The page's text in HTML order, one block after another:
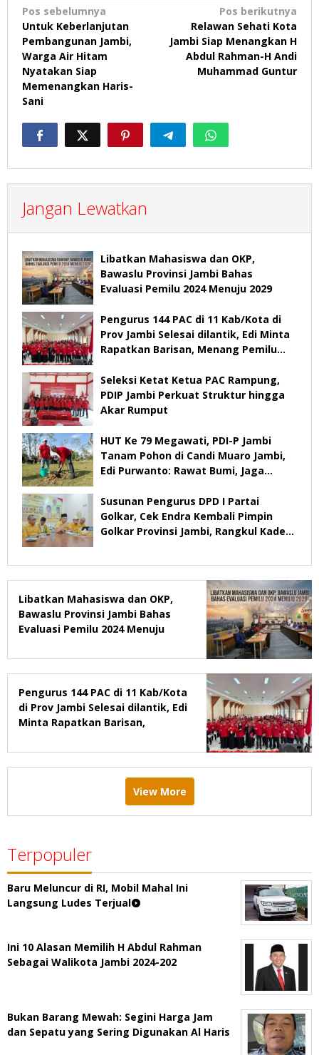
Navigasi
pos
Pos sebelumnya
Untuk Keberlanjutan
Pembangunan Jambi,
Warga Air Hitam
Nyatakan Siap
Memenangkan Haris-
Sani
Pos berikutnya
Relawan Sehati Kota
Jambi Siap Menangkan H
Abdul Rahman-H Andi
Muhammad Guntur
Jangan Lewatkan
Libatkan Mahasiswa dan OKP,
Bawaslu Provinsi Jambi Bahas
Evaluasi Pemilu 2024 Menuju 2029
Pengurus 144 PAC di 11 Kab/Kota di
Prov Jambi Selesai dilantik, Edi Minta
Rapatkan Barisan, Menang Pemilu
Seleksi Ketat Ketua PAC Rampung,
PDIP Jambi Perkuat Struktur hingga
Akar Rumput
HUT Ke 79 Megawati, PDI-P Jambi
Tanam Pohon di Candi Muaro Jambi,
Edi Purwanto: Rawat Bumi, Jaga
Susunan Pengurus DPD I Partai
Golkar, Cek Endra Kembali Pimpin
Golkar Provinsi Jambi, Rangkul Kader
Libatkan Mahasiswa dan OKP,
Bawaslu Provinsi Jambi Bahas
Evaluasi Pemilu 2024 Menuju
Pengurus 144 PAC di 11 Kab/Kota
di Prov Jambi Selesai dilantik, Edi
Minta Rapatkan Barisan,
View More
Terpopuler
Baru Meluncur di RI, Mobil Mahal Ini
Langsung Ludes Terjual
Ini 10 Alasan Memilih H Abdul Rahman
Sebagai Walikota Jambi 2024-202
Bukan Barang Mewah: Segini Harga Jam
dan Sepatu yang Sering Digunakan Al Haris